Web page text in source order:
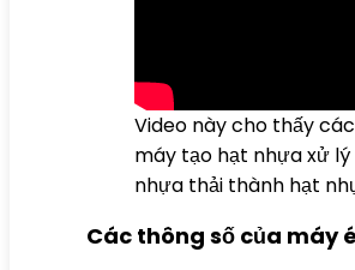
Video này cho thấy
máy tạo hạt nhựa xử lý
nhựa thải thành hạt
Các thông số của máy